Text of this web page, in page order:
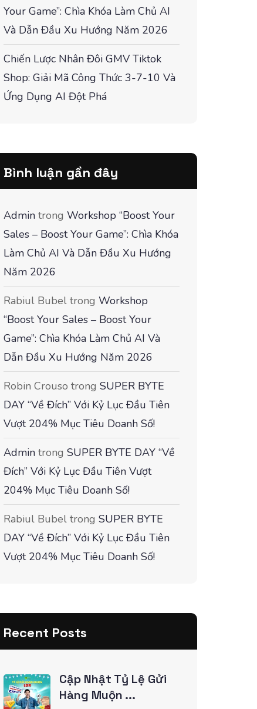
Your Game”: Chìa Khóa Làm Chủ AI
Và Dẫn Đầu Xu Hướng Năm 2026
Chiến Lược Nhân Đôi GMV Tiktok
Shop: Giải Mã Công Thức 3-7-10 Và
Ứng Dụng AI Đột Phá
Bình luận gần đây
Admin trong Workshop “Boost Your
Sales – Boost Your Game”: Chìa Khóa
Làm Chủ AI Và Dẫn Đầu Xu Hướng
Năm 2026
Rabiul Bubel trong Workshop
“Boost Your Sales – Boost Your
Game”: Chìa Khóa Làm Chủ AI Và
Dẫn Đầu Xu Hướng Năm 2026
Robin Crouso trong SUPER BYTE
DAY “Về Đích” Với Kỷ Lục Đầu Tiên
Vượt 204% Mục Tiêu Doanh Số!
Admin trong SUPER BYTE DAY “Về
Đích” Với Kỷ Lục Đầu Tiên Vượt
204% Mục Tiêu Doanh Số!
Rabiul Bubel trong SUPER BYTE
DAY “Về Đích” Với Kỷ Lục Đầu Tiên
Vượt 204% Mục Tiêu Doanh Số!
Recent Posts
Cập Nhật Tỷ Lệ Gửi
Hàng Muộn ...